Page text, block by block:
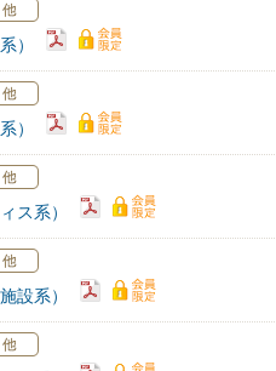
）
）
ス系）
設系）